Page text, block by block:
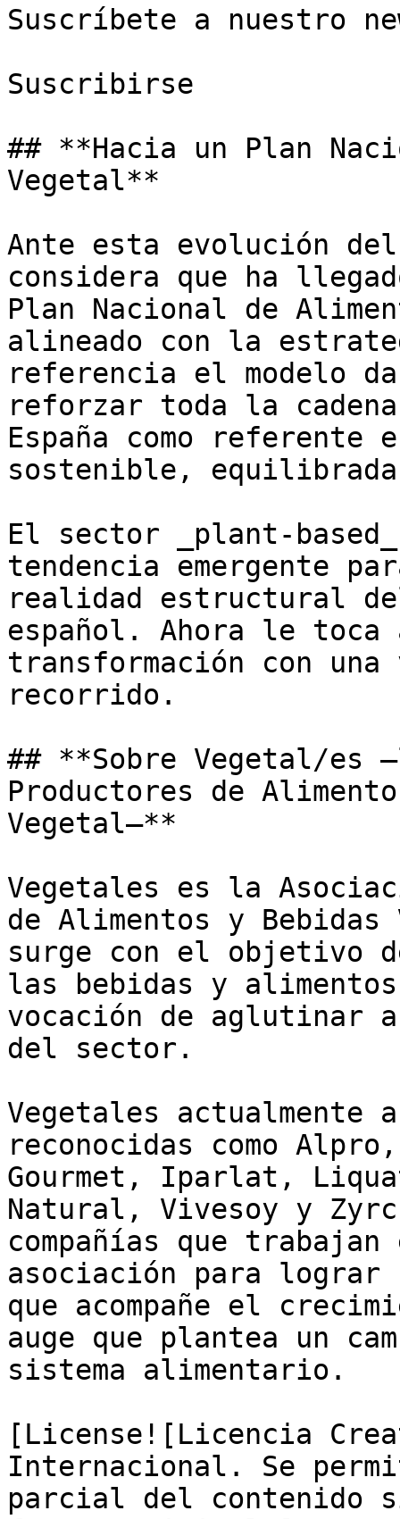
Suscríbete a nuestro
Suscribirse
## **Hacia un Plan
Vegetal**
Ante esta evolución
considera que ha
Plan Nacional de
alineado con la
referencia el modelo
reforzar toda la
España como referente
sostenible,
El sector _plant-
tendencia emergente
realidad estructural
español. Ahora le toca
transformación con
recorrido.
## **Sobre Vegetal/es
Productores de
Vegetal—**
Vegetales es la
de Alimentos y
surge con el objetivo
las bebidas y
vocación de aglutinar
del sector.
Vegetales actualmente
reconocidas como
Gourmet, Iparlat,
Natural, Vivesoy y
compañías que
asociación para lograr
que acompañe el
auge que plantea un
sistema alimentario.
[License![Licencia
Internacional. Se
parcial del contenido